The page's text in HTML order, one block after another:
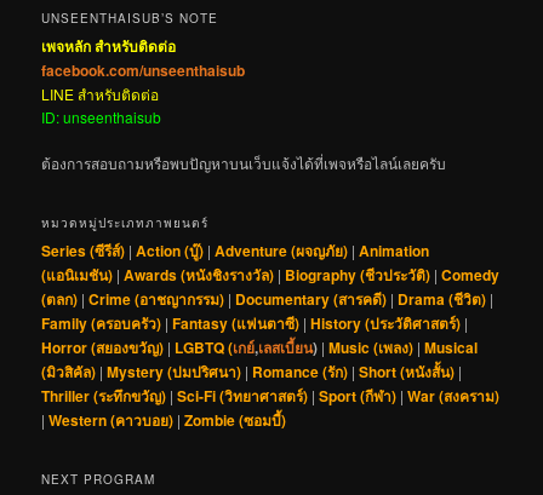
UNSEENTHAISUB’S NOTE
เพจหลัก สำหรับติดต่อ
facebook.com/unseenthaisub
LINE สำหรับติดต่อ
ID: unseenthaisub
ต้องการสอบถามหรือพบปัญหาบนเว็บแจ้งได้ที่เพจหรือไลน์เลยครับ
หมวดหมู่ประเภทภาพยนตร์
Series (ซีรีส์) |Action (บู๊) |Adventure (ผจญภัย) |Animation
(แอนิเมชัน) |Awards (หนังชิงรางวัล) | Biography (ชีวประวัติ) |Comedy
(ตลก) |Crime (อาชญากรรม) | Documentary (สารคดี) | Drama (ชีวิต) |
Family (ครอบครัว) |Fantasy (แฟนตาซี) |History (ประวัติศาสตร์) |
Horror (สยองขวัญ) | LGBTQ (เกย์,เลสเบี้ยน) |Music (เพลง) |Musical
(มิวสิคัล) |Mystery (ปมปริศนา) | Romance (รัก) |Short (หนังสั้น) |
Thriller (ระทึกขวัญ) |Sci-Fi (วิทยาศาสตร์) |Sport (กีฬา) |War (สงคราม)
|Western (คาวบอย) |Zombie (ซอมบี้)
NEXT PROGRAM